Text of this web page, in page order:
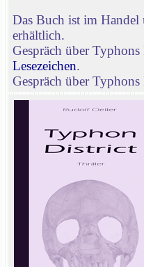
Das Buch ist im Handel
erhältlich.
Gespräch über Typhons
Lesezeichen.
Gespräch über Typhons